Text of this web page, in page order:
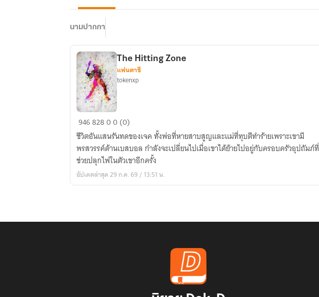
นามปากกา
The
Hitting
Zone
The Hitting Zone
แฟนตาซี
tokenxp
94682800 (0)
ชีวิตอันแสนรันทดของเจค ทั้งพ่อที่หายสาบสูญและแม่ที่ทุบตีทำร้ายเพราะเขามี
พรสวรรค์ด้านเบสบอล กำลังจะเปลี่ยนไปเมื่อเขาได้ย้ายไปอยู่กับครอบครัวอุปถัมภ์ที่
ช่วยปลุกไฟในตัวเขาอีกครั้ง
อัปเดตล่าสุด 29 ก.ค. 69 / 13:51 น.